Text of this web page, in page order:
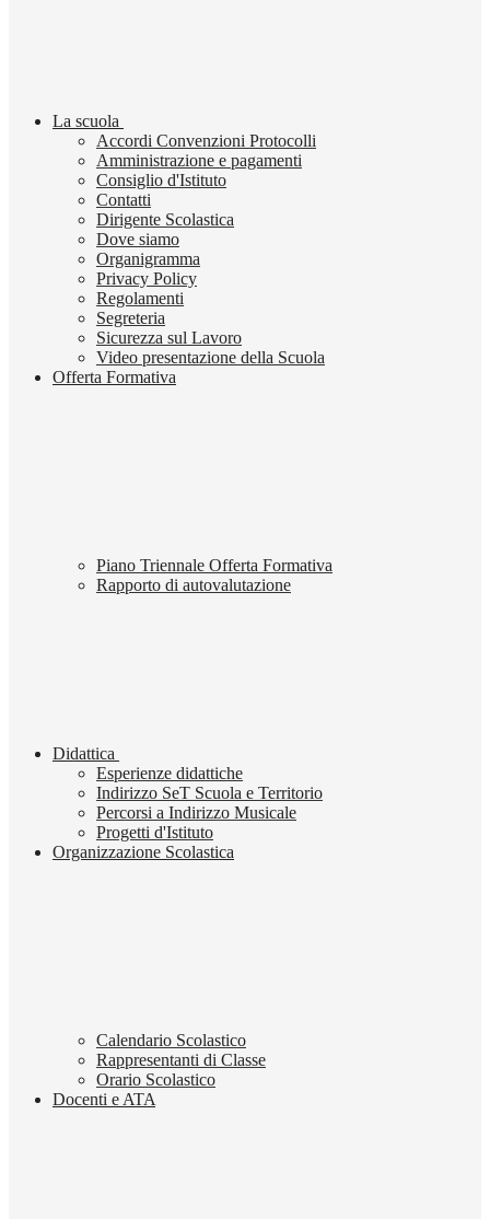
La scuola
Accordi Convenzioni Protocolli
Amministrazione e pagamenti
Consiglio d'Istituto
Contatti
Dirigente Scolastica
Dove siamo
Organigramma
Privacy Policy
Regolamenti
Segreteria
Sicurezza sul Lavoro
Video presentazione della Scuola
Offerta Formativa
Piano Triennale Offerta Formativa
Rapporto di autovalutazione
Didattica
Esperienze didattiche
Indirizzo SeT Scuola e Territorio
Percorsi a Indirizzo Musicale
Progetti d'Istituto
Organizzazione Scolastica
Calendario Scolastico
Rappresentanti di Classe
Orario Scolastico
Docenti e ATA